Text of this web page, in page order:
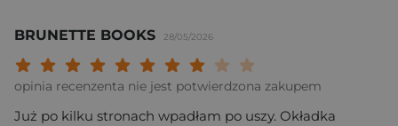
BRUNETTE BOOKS 28/05/2026
Twoja ocena:
Twoja ocena: Wybitna 9/
Twoja ocena: Rewelacyjna 8/
Twoja ocena: Bardzo dobra 7/10"
Twoja ocena: Dobra 6/10"
Twoja ocena: Przeciętna 5/10"
Twoja ocena: Może być 4/10"
Twoja ocena: Słaba 3/10"
Twoja ocena: Bardzo słaba 2/10"
Twoja ocena: Beznadziejna 1/10"
opinia recenzenta nie jest potwierdzona zakupem
Już po kilku stronach wpadłam po uszy. Okładka